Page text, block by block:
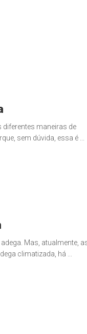
maneiras de
sem dúvida, essa é ...
Mas, atualmente,
climatizada, há ...